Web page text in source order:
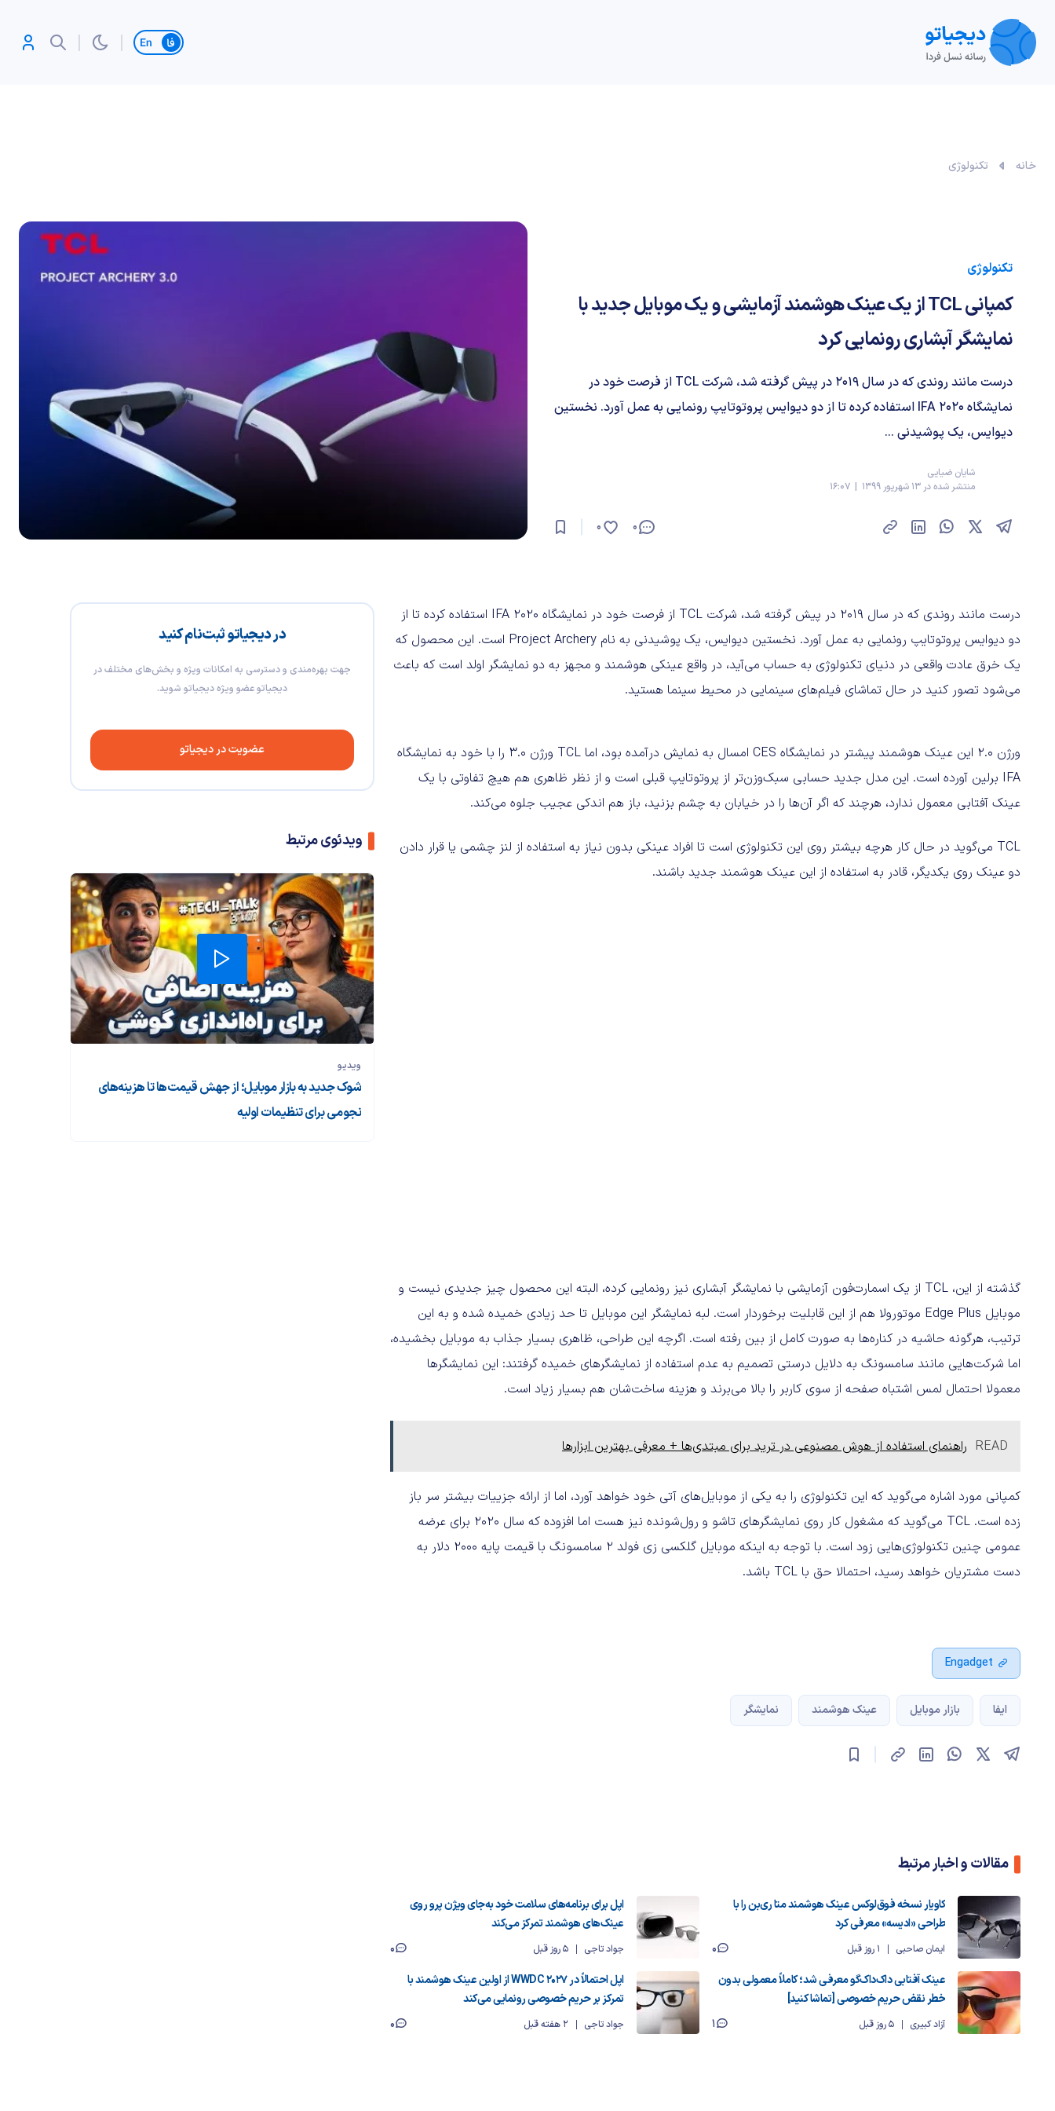
تغییر زبان تکنولوژی خودرو
خانه تکنولوژی
تکنولوژی
کمپانی TCL از یک عینک هوشمند آزمایشی و یک موبایل جدید با
نمایشگر آبشاری رونمایی کرد
درست مانند روندی که در سال ۲۰۱۹ در پیش گرفته شد، شرکت TCL از فرصت خود در
نمایشگاه IFA 2020 استفاده کرده تا از دو دیوایس پروتوتایپ رونمایی به عمل آورد. نخستین
دیوایس، یک پوشیدنی ...
شایان ضیایی
منتشر شده در 13 شهریور 1399 | 16:07
0
0
در دیجیاتو ثبت‌نام کنید
جهت بهره‌مندی و دسترسی به امکانات ویژه و بخش‌های مختلف در
دیجیاتو عضو ویژه دیجیاتو شوید.
عضویت در دیجیاتو
ویدئوی مرتبط
ویدیو
شوک جدید به بازار موبایل؛ از جهش قیمت‌ها تا هزینه‌های
نجومی برای تنظیمات اولیه
درست مانند روندی که در سال ۲۰۱۹ در پیش گرفته شد، شرکت TCL از فرصت خود در نمایشگاه IFA 2020 استفاده کرده تا از
دو دیوایس پروتوتایپ رونمایی به عمل آورد. نخستین دیوایس، یک پوشیدنی به نام Project Archery است. این محصول که
یک خرق عادت واقعی در دنیای تکنولوژی به حساب می‌آید، در واقع عینکی هوشمند و مجهز به دو نمایشگر اولد است که باعث
می‌شود تصور کنید در حال تماشای فیلم‌های سینمایی در محیط سینما هستید.
ورژن ۲.۰ این عینک هوشمند پیشتر در نمایشگاه CES امسال به نمایش درآمده بود، اما TCL ورژن ۳.۰ را با خود به نمایشگاه
IFA برلین آورده است. این مدل جدید حسابی سبک‌وزن‌تر از پروتوتایپ قبلی است و از نظر ظاهری هم هیچ تفاوتی با یک
عینک آفتابی معمول ندارد، هرچند که اگر آن‌ها را در خیابان به چشم بزنید، باز هم اندکی عجیب جلوه می‌کند.
TCL می‌گوید در حال کار هرچه بیشتر روی این تکنولوژی است تا افراد عینکی بدون نیاز به استفاده از لنز چشمی یا قرار دادن
دو عینک روی یکدیگر، قادر به استفاده از این عینک هوشمند جدید باشند.
گذشته از این، TCL از یک اسمارت‌فون آزمایشی با نمایشگر آبشاری نیز رونمایی کرده، البته این محصول چیز جدیدی نیست و
موبایل Edge Plus موتورولا هم از این قابلیت برخوردار است. لبه نمایشگر این موبایل تا حد زیادی خمیده شده و به این
ترتیب، هرگونه حاشیه در کناره‌ها به صورت کامل از بین رفته است. اگرچه این طراحی، ظاهری بسیار جذاب به موبایل بخشیده،
اما شرکت‌هایی مانند سامسونگ به دلایل درستی تصمیم به عدم استفاده از نمایشگر‌های خمیده گرفتند: این نمایشگر‌ها
معمولا احتمال لمس اشتباه صفحه از سوی کاربر را بالا می‌برند و هزینه ساخت‌شان هم بسیار زیاد است.
READ راهنمای استفاده از هوش مصنوعی در ترید برای مبتدی‌ها + معرفی بهترین ابزارها
کمپانی مورد اشاره می‌گوید که این تکنولوژی را به یکی از موبایل‌های آتی خود خواهد آورد، اما از ارائه جزییات بیشتر سر باز
زده است. TCL می‌گوید که مشغول کار روی نمایشگرهای تاشو و رول‌شونده نیز هست اما افزوده که سال ۲۰۲۰ برای عرضه
عمومی چنین تکنولوژی‌هایی زود است. با توجه به اینکه موبایل گلکسی زی فولد ۲ سامسونگ با قیمت پایه ۲۰۰۰ دلار به
دست مشتریان خواهد رسید، احتمالا حق با TCL باشد.
Engadget
ایفا بازار موبایل عینک هوشمند نمایشگر
مقالات و اخبار مرتبط
کاویار نسخه فوق‌لوکس عینک هوشمند متا ری‌بن را با
طراحی «ادیسه» معرفی کرد
ایمان صاحبی 1 روز قبل 0
اپل برای برنامه‌های سلامت خود به‌جای ویژن پرو روی
عینک‌های هوشمند تمرکز می‌کند
جواد تاجی 5 روز قبل
0
عینک‌ آفتابی داک‌داک‌گو معرفی شد؛ کاملاً معمولی بدون
خطر نقض حریم خصوصی [تماشا کنید]
آزاد کبیری 5 روز قبل 1
اپل احتمالاً در WWDC 2027 از اولین عینک هوشمند با
تمرکز بر حریم خصوصی رونمایی می‌کند
جواد تاجی 2 هفته قبل 0